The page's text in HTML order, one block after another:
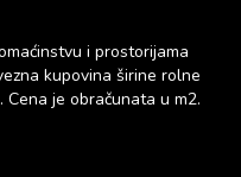
i prostorijama
kupovina širine rolne
je obračunata u m2.